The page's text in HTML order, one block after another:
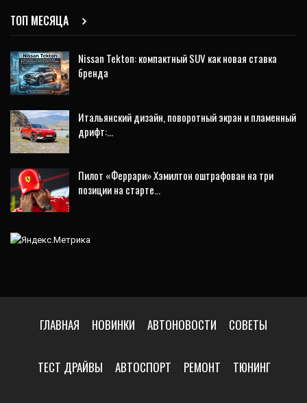
ТОП МЕСЯЦА
Nissan Tekton: компактный SUV как новая ставка
бренда
Итальянский дизайн, поворотный экран и пламенный
дрифт:…
Пилот «Феррари» Хэмилтон оштрафован на три
позиции на старте…
ГЛАВНАЯ НОВИНКИ АВТОНОВОСТИ СОВЕТЫ
ТЕСТ ДРАЙВЫ АВТОСПОРТ РЕМОНТ ТЮНИНГ